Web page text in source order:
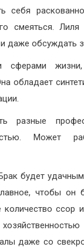
себя
смеяться. Лиля
даже обсуждать
сферами
обладает
разные
Может
будет
чтобы он
ссор
даже со